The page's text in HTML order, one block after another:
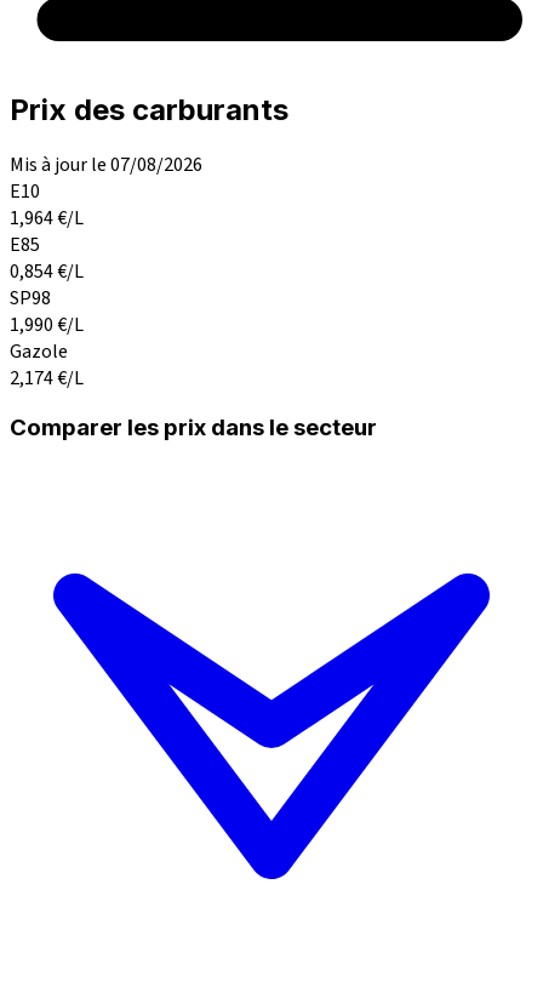
Prix des carburants
Mis à jour le 07/08/2026
E10
1,964€/L
E85
0,854€/L
SP98
1,990€/L
Gazole
2,174€/L
Comparer les prix dans le secteur